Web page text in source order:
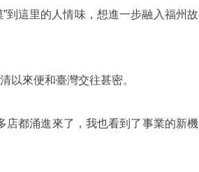
到這里的人情味，想進一步融入福州故
以來便和臺灣交往甚密。
店都涌進來了，我也看到了事業的新機